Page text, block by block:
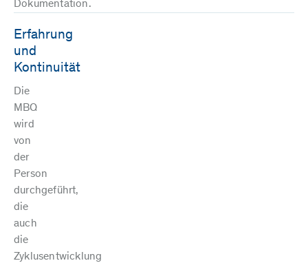
Dokumentation.
Erfahrung
und
Kontinuität
Die
MBQ
wird
von
der
Person
durchgeführt,
die
auch
die
Zyklusentwicklung